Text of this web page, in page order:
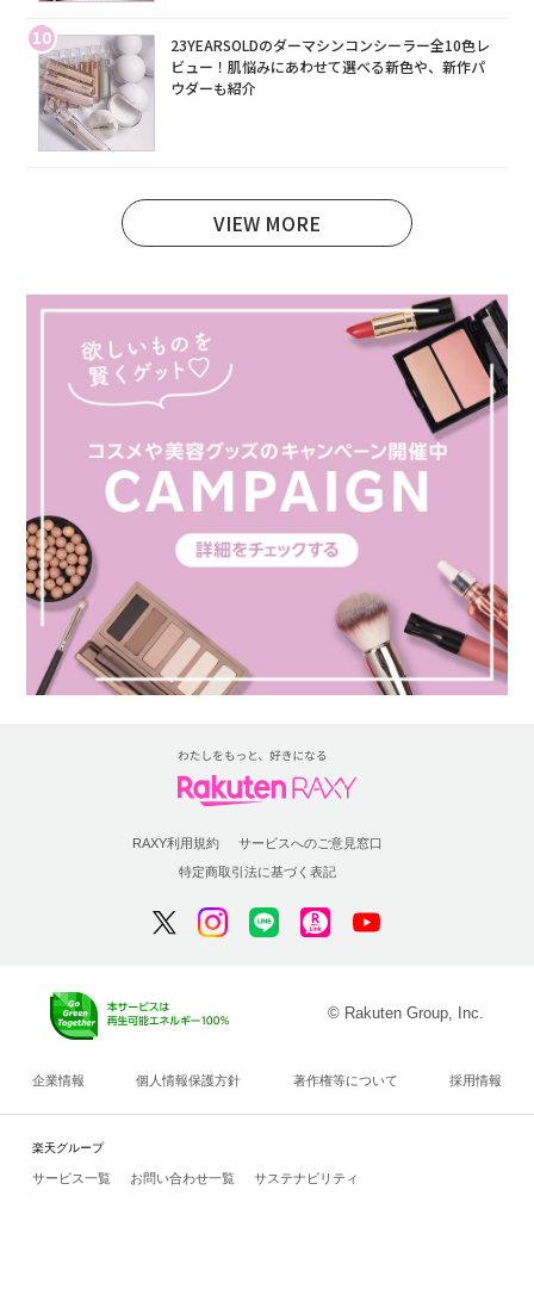
10
23YEARSOLDのダーマシンコンシーラー全10色レ
ビュー！肌悩みにあわせて選べる新色や、新作パ
ウダーも紹介
VIEW MORE
RAXY利用規約
サービスへのご意見窓口
特定商取引法に基づく表記
© Rakuten Group, Inc.
企業情報 個人情報保護方針 著作権等について 採用情報
楽天グループ
サービス一覧 お問い合わせ一覧 サステナビリティ